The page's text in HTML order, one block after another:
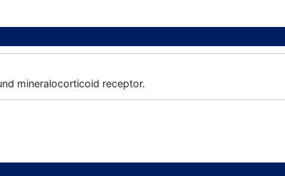
mineralocorticoid receptor.